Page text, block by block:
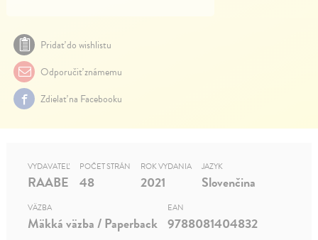
Pridať do wishlistu
Odporučiť známemu
Zdielať na Facebooku
VYDAVATEĽ
RAABE
POČET STRÁN
48
ROK VYDANIA
2021
JAZYK
Slovenčina
VÄZBA
Mäkká väzba / Paperback
EAN
9788081404832